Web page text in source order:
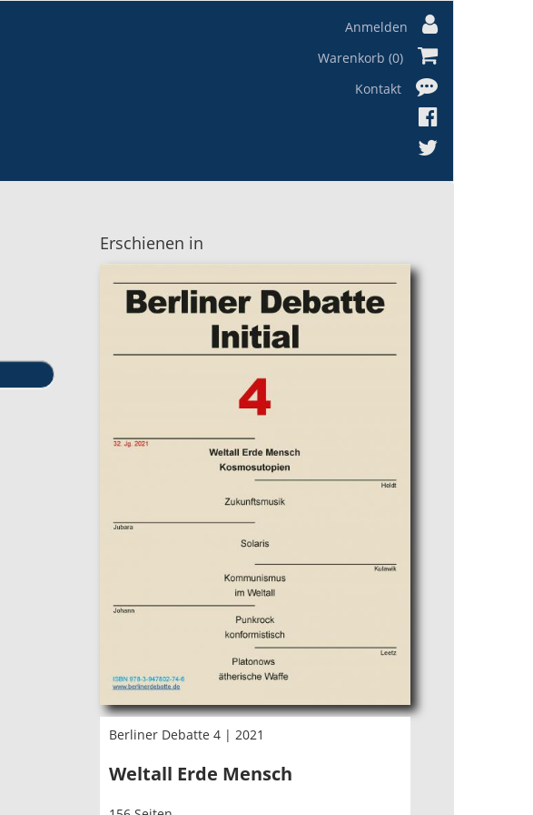
Anmelden
Warenkorb (0)
Kontakt
Erschienen in
Berliner Debatte 4 | 2021
Weltall Erde Mensch